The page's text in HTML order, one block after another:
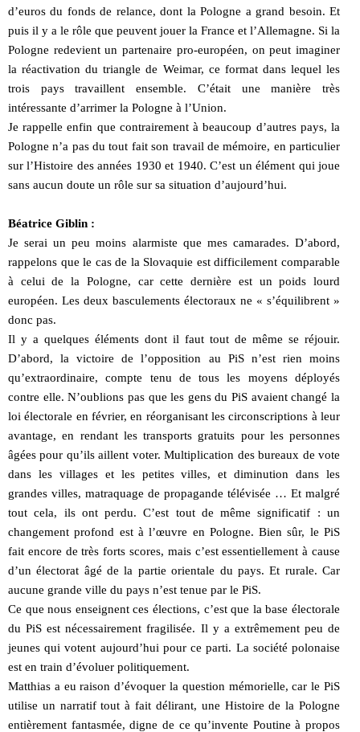
d’euros du fonds de relance, dont la Pologne a grand besoin. Et
puis il y a le rôle que peuvent jouer la France et l’Allemagne. Si la
Pologne redevient un partenaire pro-européen, on peut imaginer
la réactivation du triangle de Weimar, ce format dans lequel les
trois pays travaillent ensemble. C’était une manière très
intéressante d’arrimer la Pologne à l’Union.
Je rappelle enfin que contrairement à beaucoup d’autres pays, la
Pologne n’a pas du tout fait son travail de mémoire, en particulier
sur l’Histoire des années 1930 et 1940. C’est un élément qui joue
sans aucun doute un rôle sur sa situation d’aujourd’hui.
Béatrice Giblin :
Je serai un peu moins alarmiste que mes camarades. D’abord,
rappelons que le cas de la Slovaquie est difficilement comparable
à celui de la Pologne, car cette dernière est un poids lourd
européen. Les deux basculements électoraux ne « s’équilibrent »
donc pas.
Il y a quelques éléments dont il faut tout de même se réjouir.
D’abord, la victoire de l’opposition au PiS n’est rien moins
qu’extraordinaire, compte tenu de tous les moyens déployés
contre elle. N’oublions pas que les gens du PiS avaient changé la
loi électorale en février, en réorganisant les circonscriptions à leur
avantage, en rendant les transports gratuits pour les personnes
âgées pour qu’ils aillent voter. Multiplication des bureaux de vote
dans les villages et les petites villes, et diminution dans les
grandes villes, matraquage de propagande télévisée … Et malgré
tout cela, ils ont perdu. C’est tout de même significatif : un
changement profond est à l’œuvre en Pologne. Bien sûr, le PiS
fait encore de très forts scores, mais c’est essentiellement à cause
d’un électorat âgé de la partie orientale du pays. Et rurale. Car
aucune grande ville du pays n’est tenue par le PiS.
Ce que nous enseignent ces élections, c’est que la base électorale
du PiS est nécessairement fragilisée. Il y a extrêmement peu de
jeunes qui votent aujourd’hui pour ce parti. La société polonaise
est en train d’évoluer politiquement.
Matthias a eu raison d’évoquer la question mémorielle, car le PiS
utilise un narratif tout à fait délirant, une Histoire de la Pologne
entièrement fantasmée, digne de ce qu’invente Poutine à propos